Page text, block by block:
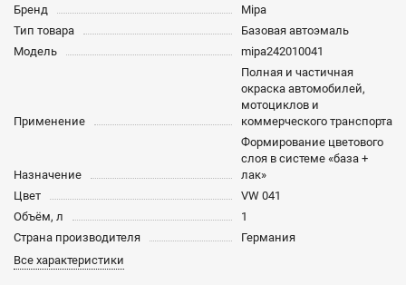
Бренд
Mipa
Тип товара
Базовая автоэмаль
Модель
mipa242010041
Применение
Полная и частичная
окраска автомобилей,
мотоциклов и
коммерческого транспорта
Назначение
Формирование цветового
слоя в системе «база +
лак»
Цвет
VW 041
Объём, л
1
Страна производителя
Германия
Все характеристики